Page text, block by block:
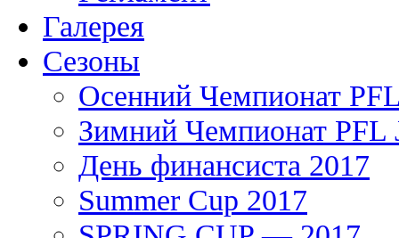
Галерея
Сезоны
Осенний Чемпионат
Зимний Чемпионат PFL
День финансиста 2017
Summer Cup 2017